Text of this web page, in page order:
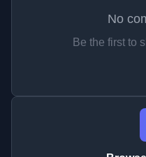
No
Be the first to